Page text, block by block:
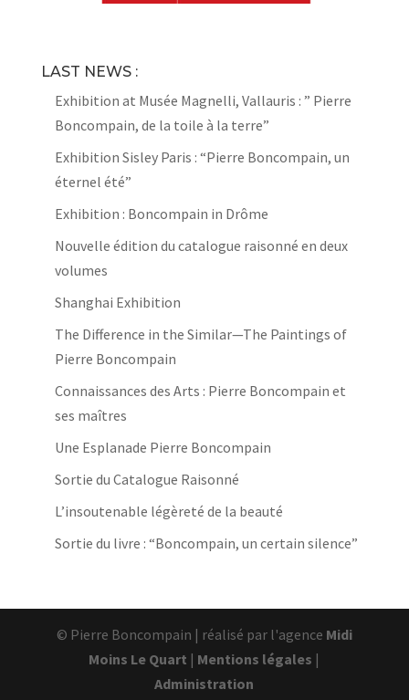
LAST NEWS :
Exhibition at Musée Magnelli, Vallauris : ” Pierre
Boncompain, de la toile à la terre”
Exhibition Sisley Paris : “Pierre Boncompain, un
éternel été”
Exhibition : Boncompain in Drôme
Nouvelle édition du catalogue raisonné en deux
volumes
Shanghai Exhibition
The Difference in the Similar—The Paintings of
Pierre Boncompain
Connaissances des Arts : Pierre Boncompain et
ses maîtres
Une Esplanade Pierre Boncompain
Sortie du Catalogue Raisonné
L’insoutenable légèreté de la beauté
Sortie du livre : “Boncompain, un certain silence”
© Pierre Boncompain | réalisé par l'agence Midi
Moins Le Quart | Mentions légales |
Administration